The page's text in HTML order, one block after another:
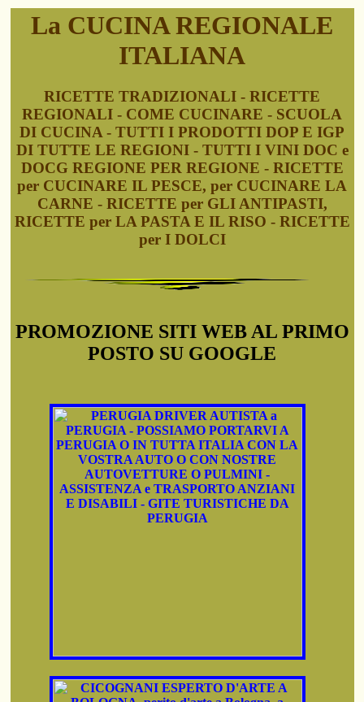
La CUCINA REGIONALE
ITALIANA
RICETTE TRADIZIONALI - RICETTE
REGIONALI - COME CUCINARE - SCUOLA
DI CUCINA - TUTTI I PRODOTTI DOP E IGP
DI TUTTE LE REGIONI - TUTTI I VINI DOC e
DOCG REGIONE PER REGIONE - RICETTE
per CUCINARE IL PESCE, per CUCINARE LA
CARNE - RICETTE per GLI ANTIPASTI,
RICETTE per LA PASTA E IL RISO - RICETTE
per I DOLCI
PROMOZIONE SITI WEB AL PRIMO
POSTO SU GOOGLE